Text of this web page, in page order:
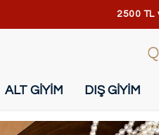
2500 TL
ALT GİYİM DIŞ GİYİM